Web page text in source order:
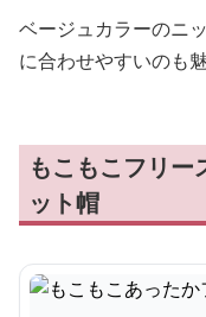
ベージュカラーのニ
に合わせやすいのも
もこもこフリー
ット帽